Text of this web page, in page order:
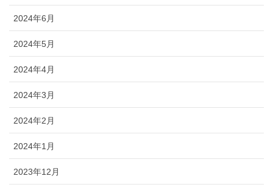
2024年6月
2024年5月
2024年4月
2024年3月
2024年2月
2024年1月
2023年12月